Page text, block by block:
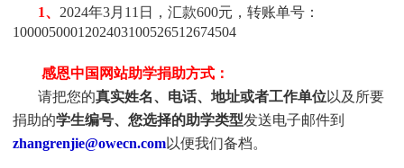
1、 2024年3月11日，汇款600元，转账单号：
1000050001202403100526512674504
感恩中国网站助学捐助方式：
请把您的真实姓名、电话、地址或者工作单位以及所要
捐助的学生编号、您选择的助学类型发送电子邮件到
zhangrenjie@owecn.com以便我们备档。